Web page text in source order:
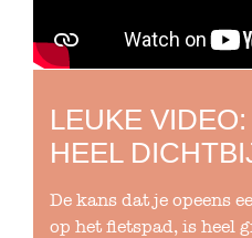
LEUKE
HEEL
De kans dat je opeens
op het fietspad, is heel